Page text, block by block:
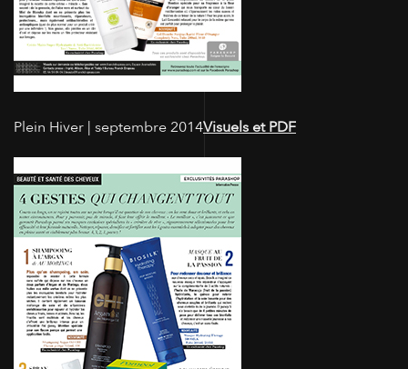
Plein Hiver | septembre 2014Visuels et PDF